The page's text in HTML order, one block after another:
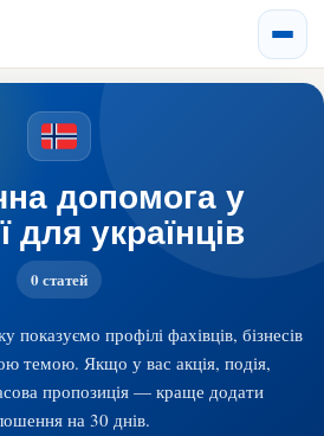
допомога у
для українців
0 статей
показуємо профілі фахівців, бізнесів
темою. Якщо у вас акція, подія,
пропозиція — краще додати
на 30 днів.